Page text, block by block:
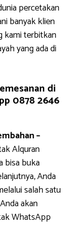
percetakan
banyak klien
kami terbitkan
yang ada di
di
0878 2646
–
Alquran
bisa buka
Anda
salah satu
akan
WhatsApp